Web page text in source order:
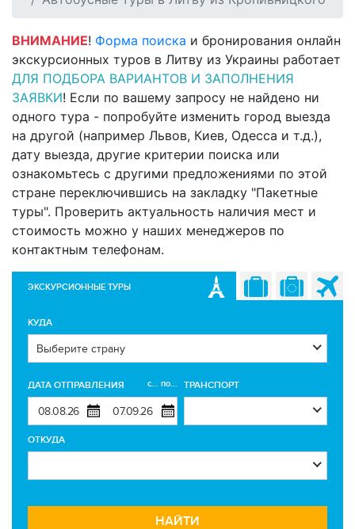
ВНИМАНИЕ! Форма поиска и бронирования онлайн
экскурсионных туров в Литву из Украины работает
ДЛЯ ПОДБОРА ВАРИАНТОВ И ЗАПОЛНЕНИЯ
ЗАЯВКИ! Если по вашему запросу не найдено ни
одного тура - попробуйте изменить город выезда
на другой (например Львов, Киев, Одесса и т.д.),
дату выезда, другие критерии поиска или
ознакомьтесь с другими предложениями по этой
стране переключившись на закладку "Пакетные
туры". Проверить актуальность наличия мест и
стоимость можно у наших менеджеров по
контактным телефонам.
ЭКСКУРСИОННЫЕ ТУРЫ
КУДА
ДАТА ОТПРАВЛЕНИЯ с... по... ТРАНСПОРТ
ОТКУДА
НАЙТИ